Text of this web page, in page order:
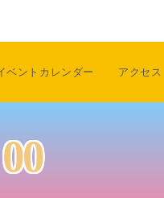
ベントカレンダー アクセス